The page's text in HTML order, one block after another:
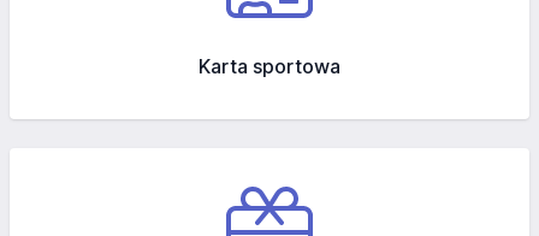
Karta sportowa